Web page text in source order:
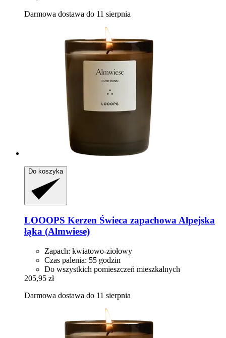
Darmowa dostawa do 11 sierpnia
Do koszyka
LOOOPS Kerzen Świeca zapachowa Alpejska
łąka (Almwiese)
Zapach: kwiatowo-ziołowy
Czas palenia: 55 godzin
Do wszystkich pomieszczeń mieszkalnych
205,95 zł
Darmowa dostawa do 11 sierpnia